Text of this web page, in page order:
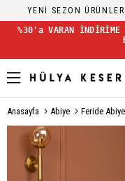
YENİ SEZON
%30'a VARAN
Anasayfa Abiye Feride